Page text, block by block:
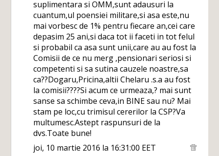
suplimentara si OMM,sunt adausuri la
cuantum,ul poensiei militare,si asa este,nu
mai vorbesc de 1% pentru fiecare an,cei care
depasim 25 ani,si daca tot ii faceti in tot felul
si probabil ca asa sunt unii,care au au fost la
Comisii de ce nu merg ,pensionari seriosi si
competenti si sa sutina cauzele noastre,sa
ca??Dogaru,Pricina,altii Chelaru .s.a au fost
la comisii????Si acum ce urmeaza,? mai sunt
sanse sa schimbe ceva,in BINE sau nu? Mai
stam pe loc,cu trimisul cererilor la CSP?Va
multumesc.Astept raspunsuri de la
dvs.Toate bune!
joi, 10 martie 2016 la 16:31:00 EET